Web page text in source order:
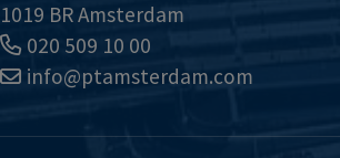
1019 BR Amsterdam
020 509 10 00
info@ptamsterdam.com